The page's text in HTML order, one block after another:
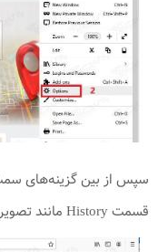
قسمت History مانند تصویر زیر Clear history را انتخاب کنید.